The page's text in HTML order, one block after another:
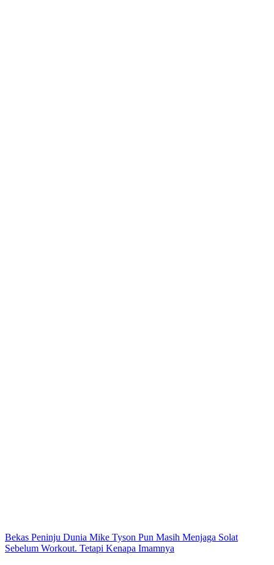
Post
navigation
Bekas Peninju Dunia Mike Tyson Pun Masih Menjaga Solat
Sebelum Workout. Tetapi Kenapa Imamnya